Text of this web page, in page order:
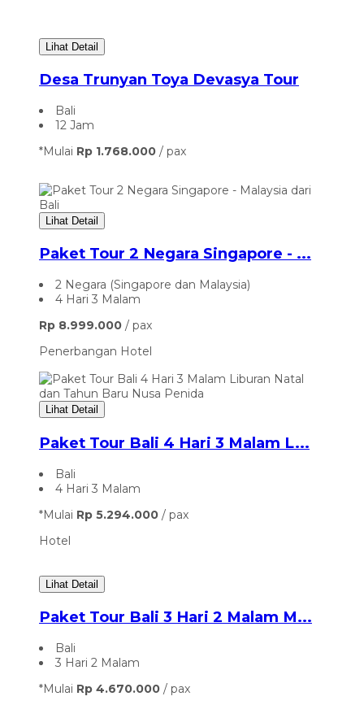
Lihat Detail
Desa Trunyan Toya Devasya Tour
Bali
12 Jam
*Mulai Rp 1.768.000 / pax
Lihat Detail
Paket Tour 2 Negara Singapore - ...
2 Negara (Singapore dan Malaysia)
4 Hari 3 Malam
Rp 8.999.000 / pax
Penerbangan Hotel
Lihat Detail
Paket Tour Bali 4 Hari 3 Malam L...
Bali
4 Hari 3 Malam
*Mulai Rp 5.294.000 / pax
Hotel
Lihat Detail
Paket Tour Bali 3 Hari 2 Malam M...
Bali
3 Hari 2 Malam
*Mulai Rp 4.670.000 / pax